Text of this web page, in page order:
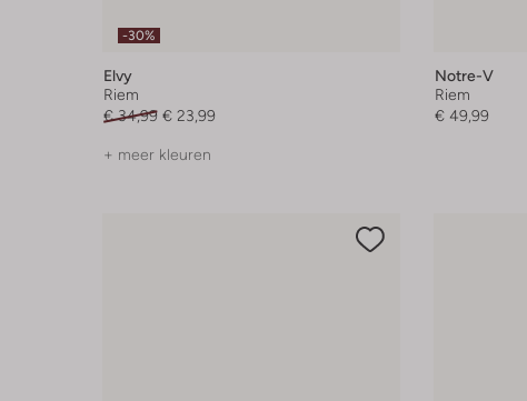
-30%
Elvy
Riem
€ 34,99 € 23,99
+ meer kleuren
Notre-V
Riem
€ 49,99